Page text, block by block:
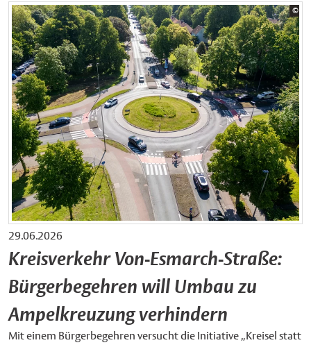
©
29.06.2026
Kreisverkehr Von-Esmarch-Straße:
Bürgerbegehren will Umbau zu
Ampelkreuzung verhindern
Mit einem Bürgerbegehren versucht die Initiative „Kreisel statt